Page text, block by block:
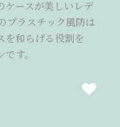
ケースが美しいレデ
プラスチック風防は
を和らげる役割を
す。